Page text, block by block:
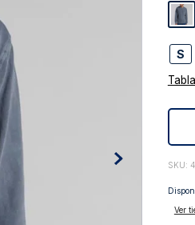
S
:
Ver
.
. abrigo